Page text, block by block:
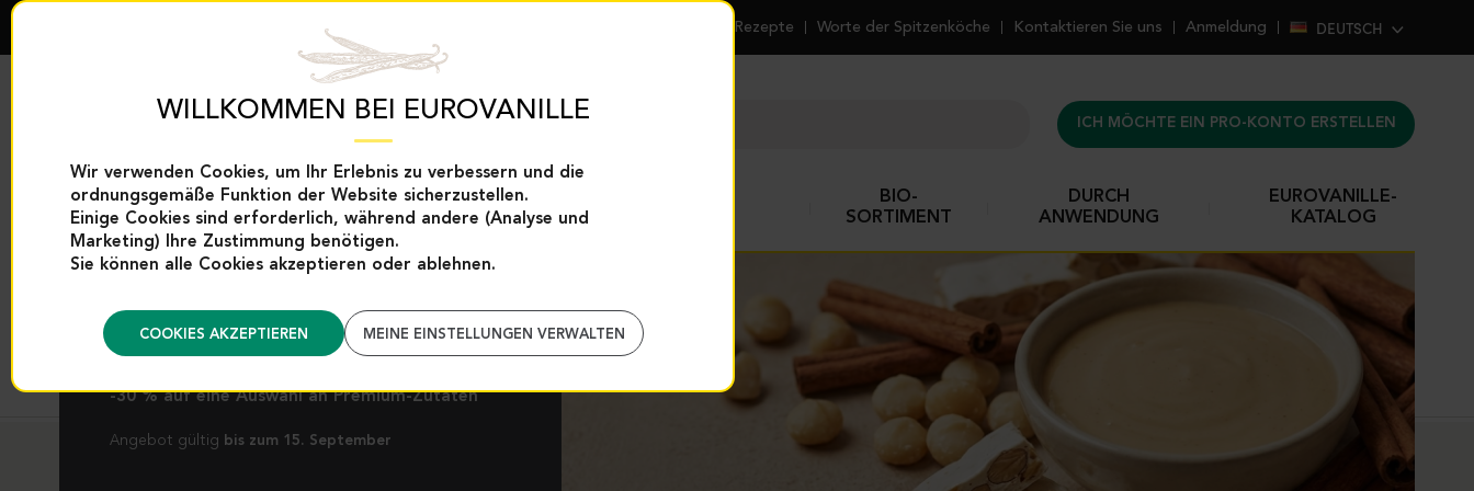
WILLKOMMEN BEI EUROVANILLE
Wir verwenden Cookies, um Ihr Erlebnis zu verbessern und die
ordnungsgemäße Funktion der Website sicherzustellen.
Einige Cookies sind erforderlich, während andere (Analyse und
Marketing) Ihre Zustimmung benötigen.
Sie können alle Cookies akzeptieren oder ablehnen.
COOKIES AKZEPTIEREN MEINE EINSTELLUNGEN VERWALTEN
Rezepte Worte der Spitzenköche Kontaktieren Sie uns Anmeldung DEUTSCH
ICH MÖCHTE EIN PRO-KONTO ERSTELLEN
EXKLUSIVITÄTEN
EUROVANILLE
VANILLEPRODUKTE
BIO-
SORTIMENT
DURCH
ANWENDUNG
EUROVANILLE-
KATALOG
EXKLUSIVE
SONDERAKTIONEN
-30 % auf eine Auswahl an Premium-Zutaten
Angebot gültig bis zum 15. September